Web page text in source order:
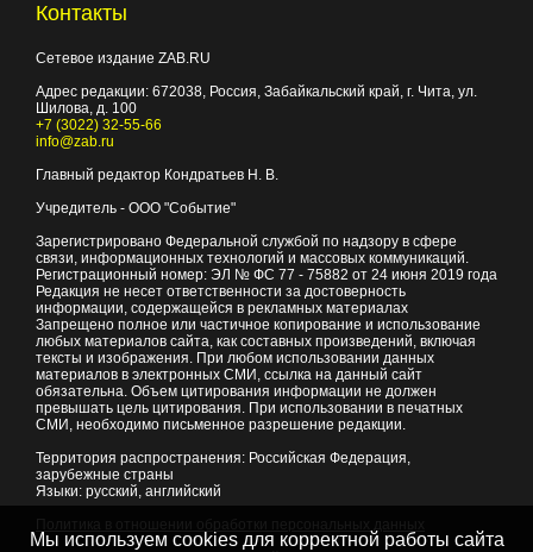
Контакты
Сетевое издание ZAB.RU
Адрес редакции: 672038, Россия, Забайкальский край, г. Чита, ул.
Шилова, д. 100
+7 (3022) 32-55-66
info@zab.ru
Главный редактор Кондратьев Н. В.
Учредитель - ООО "Событие"
Зарегистрировано Федеральной службой по надзору в сфере
связи, информационных технологий и массовых коммуникаций.
Регистрационный номер: ЭЛ № ФС 77 - 75882 от 24 июня 2019 года
Редакция не несет ответственности за достоверность
информации, содержащейся в рекламных материалах
Запрещено полное или частичное копирование и использование
любых материалов сайта, как составных произведений, включая
тексты и изображения. При любом использовании данных
материалов в электронных СМИ, ссылка на данный сайт
обязательна. Объем цитирования информации не должен
превышать цель цитирования. При использовании в печатных
СМИ, необходимо письменное разрешение редакции.
Территория распространения: Российская Федерация,
зарубежные страны
Языки: русский, английский
Мы используем cookies для корректной работы сайта